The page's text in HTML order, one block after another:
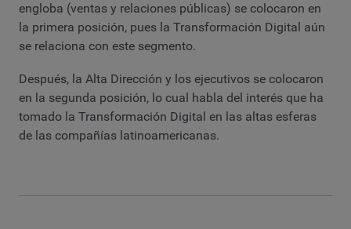
engloba (ventas y relaciones públicas) se colocaron en
la primera posición, pues la Transformación Digital aún
se relaciona con este segmento.
Después, la Alta Dirección y los ejecutivos se colocaron
en la segunda posición, lo cual habla del interés que ha
tomado la Transformación Digital en las altas esferas
de las compañías latinoamericanas.